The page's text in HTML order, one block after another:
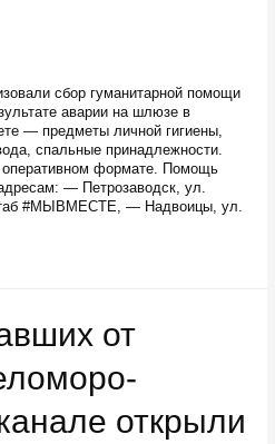
сбор гуманитарной помощи
аварии на шлюзе в
— предметы личной гигиены,
спальные принадлежности.
формате. Помощь
— Петрозаводск, ул.
#МЫВМЕСТЕ, — Надвоицы, ул.
от
открыли